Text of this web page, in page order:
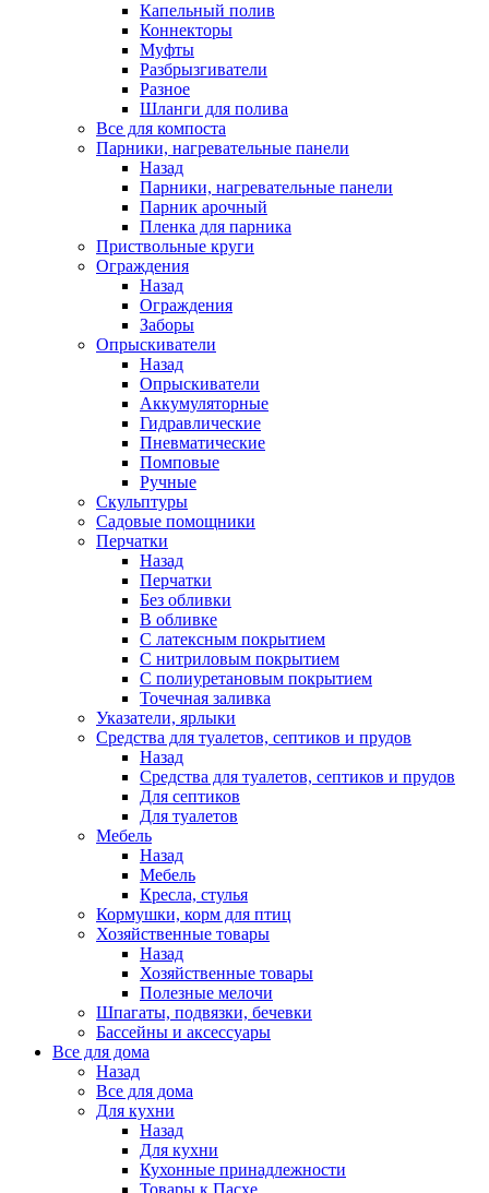
Капельный полив
Коннекторы
Муфты
Разбрызгиватели
Разное
Шланги для полива
Все для компоста
Парники, нагревательные панели
Назад
Парники, нагревательные панели
Парник арочный
Пленка для парника
Приствольные круги
Ограждения
Назад
Ограждения
Заборы
Опрыскиватели
Назад
Опрыскиватели
Аккумуляторные
Гидравлические
Пневматические
Помповые
Ручные
Скульптуры
Садовые помощники
Перчатки
Назад
Перчатки
Без обливки
В обливке
С латексным покрытием
С нитриловым покрытием
С полиуретановым покрытием
Точечная заливка
Указатели, ярлыки
Средства для туалетов, септиков и прудов
Назад
Средства для туалетов, септиков и прудов
Для септиков
Для туалетов
Мебель
Назад
Мебель
Кресла, стулья
Кормушки, корм для птиц
Хозяйственные товары
Назад
Хозяйственные товары
Полезные мелочи
Шпагаты, подвязки, бечевки
Бассейны и аксессуары
Все для дома
Назад
Все для дома
Для кухни
Назад
Для кухни
Кухонные принадлежности
Товары к Пасхе